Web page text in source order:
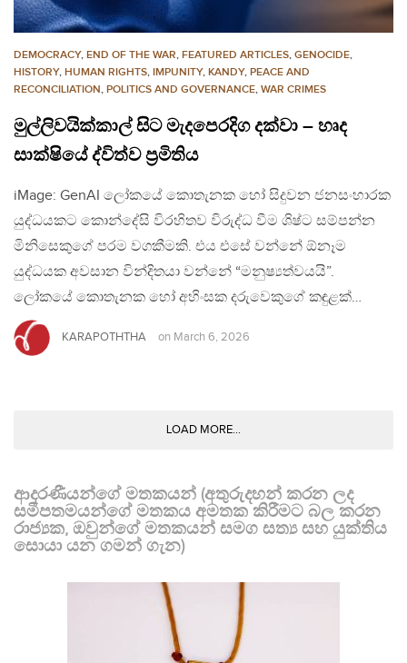
DEMOCRACY, END OF THE WAR, FEATURED ARTICLES, GENOCIDE,
HISTORY, HUMAN RIGHTS, IMPUNITY, KANDY, PEACE AND
RECONCILIATION, POLITICS AND GOVERNANCE, WAR CRIMES
මුල්ලිවයික්කාල් සිට මැදපෙරදිග දක්වා – හෘද
සාක්ෂියේ ද්විත්ව ප්‍රමිතිය
iMage: GenAI ලෝකයේ කොතැනක හෝ සිදුවන ජනසංහාරක
යුද්ධයකට කොන්දේසි විරහිතව විරුද්ධ වීම ශිෂ්ට සම්පන්න
මිනිසෙකුගේ පරම වගකීමකි. එය එසේ වන්නේ ඕනෑම
යුද්ධයක අවසාන වින්දිතයා වන්නේ “මනුෂ්‍යත්වයයි”.
ලෝකයේ කොතැනක හෝ අහිංසක දරුවෙකුගේ කඳුළක්…
KARAPOTHTHA on March 6, 2026
LOAD MORE...
ආදරණීයන්ගේ මතකයන් (අතුරුදහන් කරන ලද
සමීපතමයන්ගේ මතකය අමතක කිරීමට බල කරන
රාජ්‍යක, ඔවුන්ගේ මතකයන් සමග සත්‍ය සහ යුක්තිය
සොයා යන ගමන් ගැන)